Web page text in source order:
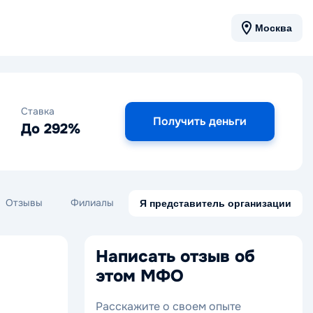
Москва
Ставка
До 292% Получить деньги
Отзывы Филиалы Я представитель организации
Написать отзыв об
этом МФО
Расскажите о своем опыте